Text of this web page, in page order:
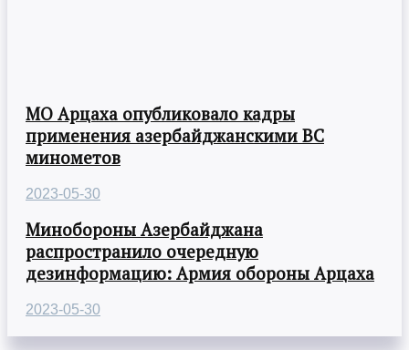
МО Арцаха опубликовало кадры
применения азербайджанскими ВС
минометов
2023-05-30
Минобороны Азербайджана
распространило очередную
дезинформацию: Армия обороны Арцаха
2023-05-30